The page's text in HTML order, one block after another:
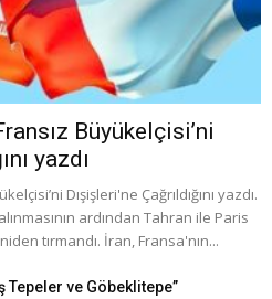
Büyükelçisi’ni
yazdı
Dışişleri'ne Çağrıldığını yazdı.
ardından Tahran ile Paris
tırmandı. İran, Fransa'nın...
Tepeler ve Göbeklitepe”